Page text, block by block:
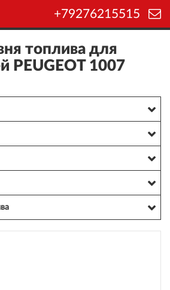
+79276215515
топлива для
PEUGEOT 1007